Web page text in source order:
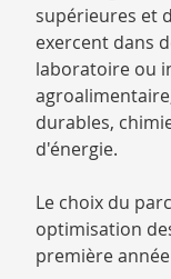
supérieures et
exercent dans
laboratoire ou
durables,
d'énergie.
Le choix du
optimisation
première année